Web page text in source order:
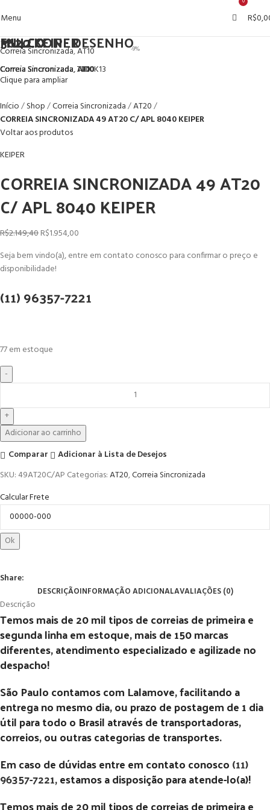
Menu R$
-9%
Clique para ampliar
Início
Shop Correia Sincronizada AT20
CORREIA SINCRONIZADA 49 AT20 C/ APL 8040 KEIPER
Voltar aos produtos
KEIPER
CORREIA SINCRONIZADA 49 AT20
C/ APL 8040 KEIPER
R$2.149,40R$1.954,00
Seja bem vindo(a), entre em contato conosco para confirmar o preço e
disponibilidade!
(11) 96357-7221
77 em estoque
Adicionar ao carrinho
Comparar
Adicionar à Lista de Desejos
SKU: 49AT20C/AP Categorias:AT20,Correia Sincronizada
Calcular Frete
Ok
Share:
DESCRIÇÃOINFORMAÇÃO ADICIONALAVALIAÇÕES (0)
Descrição
Temos mais de 20 mil tipos de correias de primeira e
segunda linha em estoque, mais de 150 marcas
diferentes, atendimento especializado e agilizade no
despacho!
São Paulo contamos com Lalamove, facilitando a
entrega no mesmo dia, ou prazo de postagem de 1 dia
útil para todo o Brasil através de transportadoras,
correios, ou outras categorias de transportes.
Em caso de dúvidas entre em contato conosco(11)
96357-7221, estamos a disposição para atende-lo(a)!
Temos mais de 20 mil tipos de correias de primeira e
CORREIA SINCRONIZADA 25 AT10 11900
MULCO
Correia Sincronizada,AT10
CORREIA SINCRONIZADA 25 T10 16100
MULCO
Correia Sincronizada,T10
CORREIA SINCRONIZADA 32 AT10 7100
MULCO
Correia Sincronizada,AT10
CORREIA SINCRONIZADA 32 AT10 DL 4000
Correia Sincronizada,AT10
CORREIA SINCRONIZADA 50 AT10 DL 2700
MULCO
Correia Sincronizada,AT10
CORREIA SINCRONIZADA 50 TK10K13 5040
FN42 CONF DESENHO
Correia Sincronizada,TK10K13
CORREIA SINCRONIZADA 75 AT10 6000
MULCO
Correia Sincronizada,AT10
CORREIA SINCRONIZADA 75 T20 DL FLEX
3620 KEIPER
Correia Sincronizada,T20